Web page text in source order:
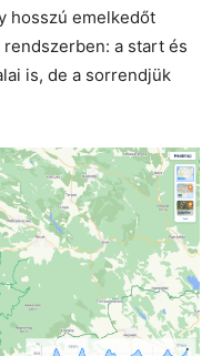
hosszú emelkedőt
a start és
is, de a sorrendjük